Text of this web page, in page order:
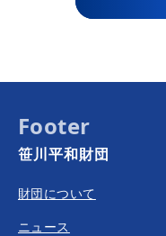
Footer
笹川平和財団
財団について
ニュース